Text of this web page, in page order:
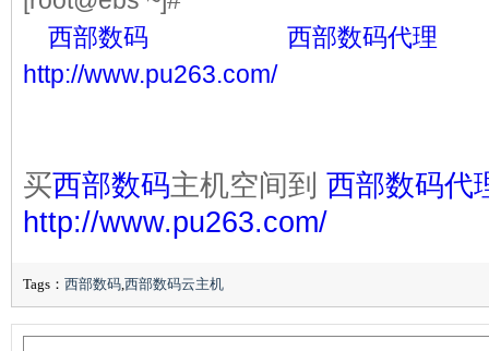
西部数码 西部数码代理
http://www.pu263.com/
买西部数码主机空间到 西部数码代
http://www.pu263.com/
Tags： 西部数码,西部数码云主机